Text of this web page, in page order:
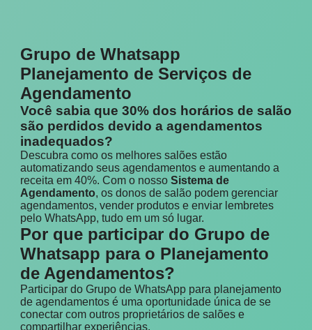
Grupo de Whatsapp
Planejamento de Serviços de
Agendamento
Você sabia que 30% dos horários de salão
são perdidos devido a agendamentos
inadequados?
Descubra como os melhores salões estão
automatizando seus agendamentos e aumentando a
receita em 40%. Com o nosso Sistema de
Agendamento, os donos de salão podem gerenciar
agendamentos, vender produtos e enviar lembretes
pelo WhatsApp, tudo em um só lugar.
Por que participar do Grupo de
Whatsapp para o Planejamento
de Agendamentos?
Participar do Grupo de WhatsApp para planejamento
de agendamentos é uma oportunidade única de se
conectar com outros proprietários de salões e
compartilhar experiências.